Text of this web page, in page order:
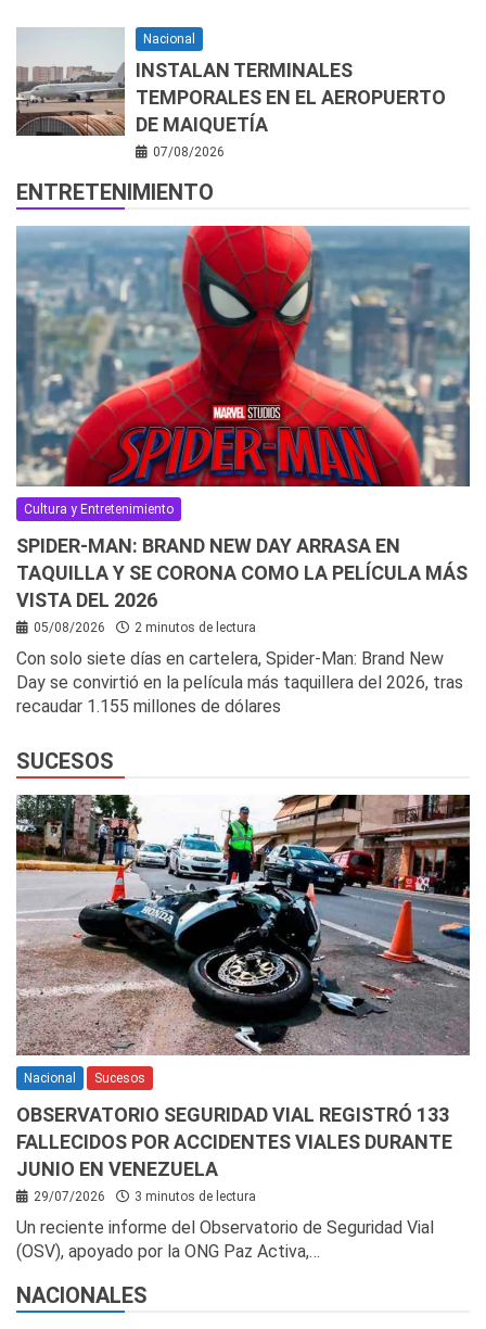
Nacional
INSTALAN TERMINALES
TEMPORALES EN EL AEROPUERTO
DE MAIQUETÍA
07/08/2026
ENTRETENIMIENTO
Cultura y Entretenimiento
SPIDER-MAN: BRAND NEW DAY ARRASA EN
TAQUILLA Y SE CORONA COMO LA PELÍCULA MÁS
VISTA DEL 2026
05/08/2026 2 minutos de lectura
Con solo siete días en cartelera, Spider-Man: Brand New
Day se convirtió en la película más taquillera del 2026, tras
recaudar 1.155 millones de dólares
SUCESOS
Nacional Sucesos
OBSERVATORIO SEGURIDAD VIAL REGISTRÓ 133
FALLECIDOS POR ACCIDENTES VIALES DURANTE
JUNIO EN VENEZUELA
29/07/2026 3 minutos de lectura
Un reciente informe del Observatorio de Seguridad Vial
(OSV), apoyado por la ONG Paz Activa,…
NACIONALES